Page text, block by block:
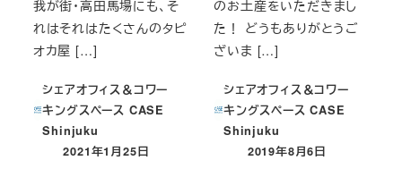
我が街・高田馬場にも、そ
れはそれはたくさんのタピ
オカ屋 […]
シェアオフィス＆コワー
キングスペース CASE
Shinjuku
投稿日
2021年1月25日
のお土産をいただきまし
た！ どうもありがとうご
ざいま […]
シェアオフィス＆コワー
キングスペース CASE
Shinjuku
投稿日
2019年8月6日